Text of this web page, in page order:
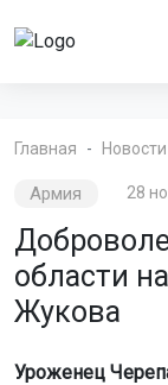
Главная Новости
Армия 28
области
Жукова
Уроженец